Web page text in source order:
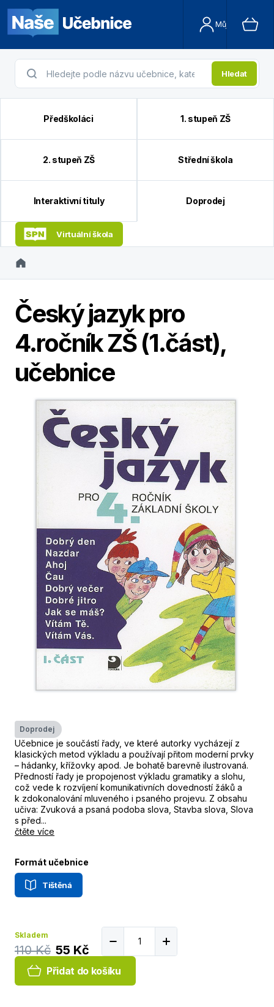
Můj účet
Hledat
Předškoláci 1. stupeň ZŠ
2. stupeň ZŠ Střední škola
Interaktivní tituly Doprodej
Virtuální škola
Český jazyk pro
4.ročník ZŠ (1.část),
učebnice
Doprodej
Učebnice je součástí řady, ve které autorky vycházejí z
klasických metod výkladu a používají přitom moderní prvky
– hádanky, křížovky apod. Je bohatě barevně ilustrovaná.
Předností řady je propojenost výkladu gramatiky a slohu,
což vede k rozvíjení komunikativních dovedností žáků a
k zdokonalování mluveného i psaného projevu. Z obsahu
učiva: Zvuková a psaná podoba slova, Stavba slova, Slova
s před...
čtěte více
Formát učebnice
Tištěná
Skladem
110 Kč 55 Kč
Přidat do košíku